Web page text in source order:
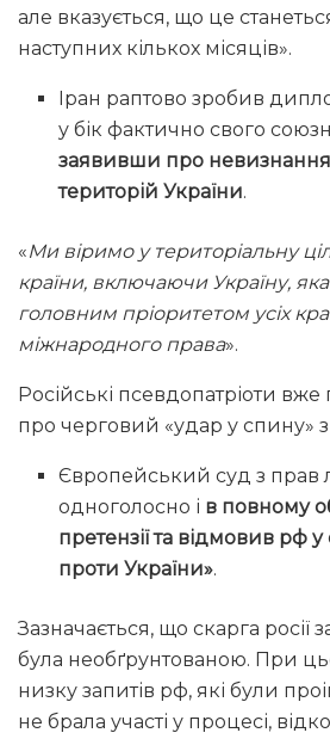
але вказується, що це
наступних кількох місяців».
Іран раптово зробив
у бік фактично свого
заявивши про невизнання
територій України.
«Ми віримо у територіальну
країни, включаючи Україну,
головним пріоритетом усіх
міжнародного права».
Російські псевдопатріоти
про черговий «удар у спину» з
Європейський суд з
одноголосно і в повному
претензії та відмовив рф у
проти України».
Зазначається, що скарга росії
була необґрунтованою. При
низку запитів рф, які були
не брала участі у процесі,